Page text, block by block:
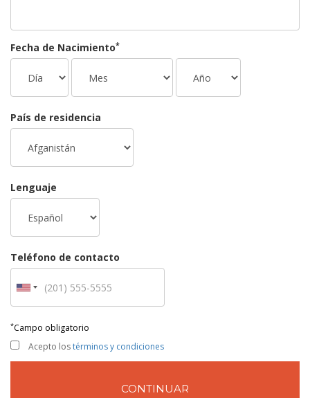
Fecha de Nacimiento*
País de residencia
Lenguaje
Teléfono de contacto
*Campo obligatorio
Acepto lostérminos y condiciones
CONTINUAR